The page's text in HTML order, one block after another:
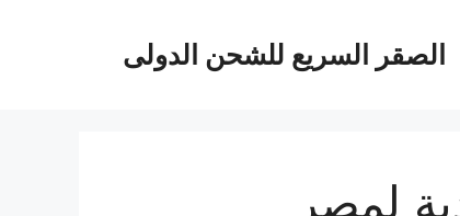
الصقر السريع للشحن الدولى
لمصر